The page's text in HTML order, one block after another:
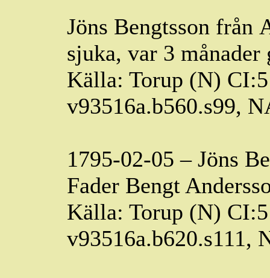
Jöns Bengtsson från
sjuka, var 3 månader
Källa: Torup (N)
v93516a.b560.s99,
1795-02-05 – Jöns
Fader Bengt
Källa: Torup (N)
v93516a.b620.s111,